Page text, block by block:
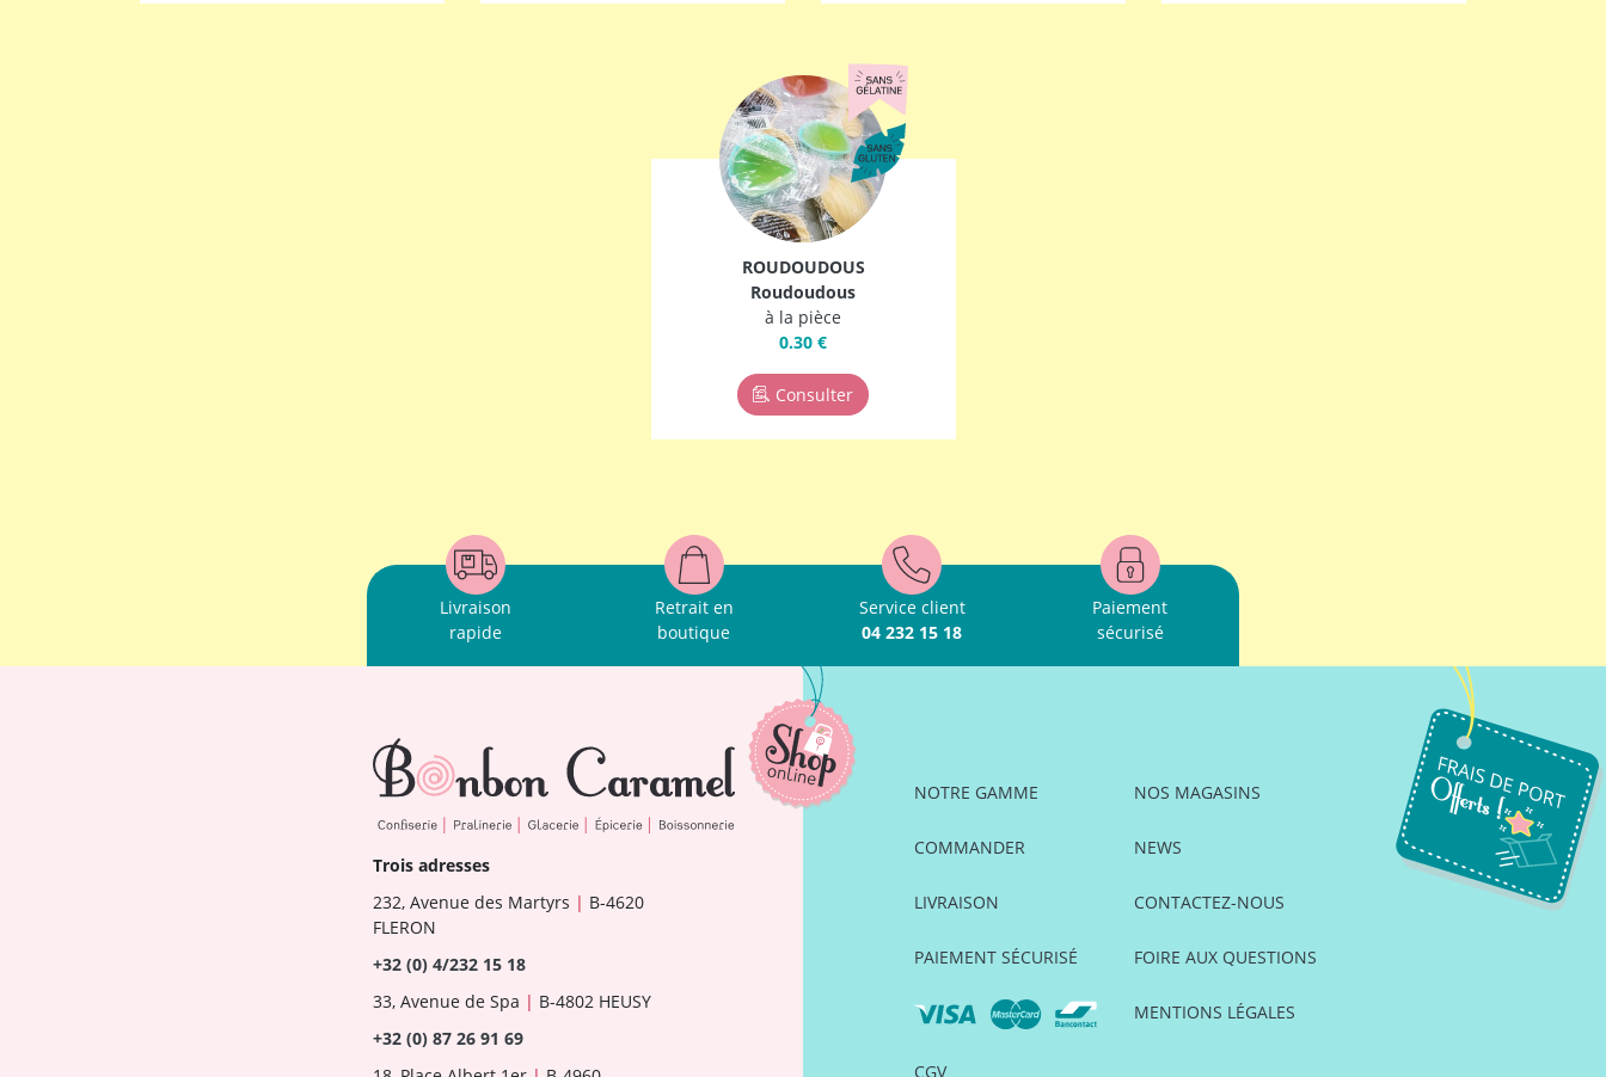
ROUDOUDOUS
Roudoudous
à la pièce
0.30 €
Consulter
Livraison
rapide
Retrait en
boutique
Service client
04 232 15 18
Paiement
sécurisé
Trois adresses
232, Avenue des Martyrs | B-4620
FLERON
+32 (0) 4/232 15 18
33, Avenue de Spa | B-4802 HEUSY
+32 (0) 87 26 91 69
NOTRE GAMME
COMMANDER
LIVRAISON
PAIEMENT SÉCURISÉ
CGV
NOS MAGASINS
NEWS
CONTACTEZ-NOUS
FOIRE AUX QUESTIONS
MENTIONS LÉGALES